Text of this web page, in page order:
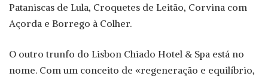
Pataniscas de Lula, Croquetes de Leitão, Corvina com
Açorda e Borrego à Colher.
O outro trunfo do Lisbon Chiado Hotel & Spa está no
nome. Com um conceito de «regeneração e equilíbrio,